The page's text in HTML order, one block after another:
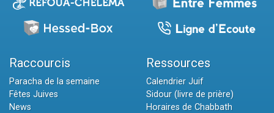
Raccourcis
Paracha de la semaine
Fêtes Juives
News
Ressources
Calendrier Juif
Sidour (livre de prière)
Horaires de Chabbath